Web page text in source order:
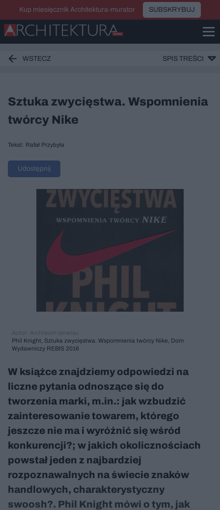
Kup miesięcznik Architektura-murator SUBSKRYBUJ
WSTECZ SPIS TREŚCI
Sztuka zwycięstwa. Wspomnienia
twórcy Nike
Tekst: Rafał Przybyła
Udostępnij
Autor: Archiwum serwisu
Phil Knight, Sztuka zwycięstwa. Wspomnienia twórcy Nike, Dom
Wydawniczy REBIS 2016
W książce znajdziemy odpowiedzi na
liczne pytania odnoszące się do
tworzenia marki, m.in.: jak wzbudzić
zainteresowanie towarem, którego
jeszcze nie ma i wyróżnić się wśród
konkurencji?; w jakich okolicznościach
powstał jeden z najbardziej
rozpoznawalnych na świecie znaków
handlowych, charakterystyczny
swoosh?. Phil Knight mówi o tym, jak